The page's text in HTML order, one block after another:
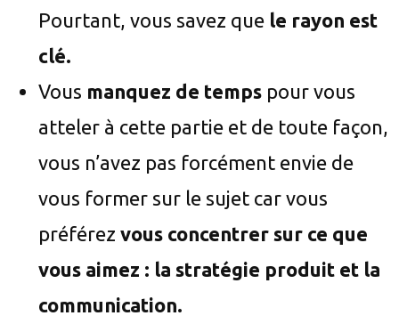
Pourtant, vous savez que le rayon est
clé.
Vous manquez de temps pour vous
atteler à cette partie et de toute façon,
vous n’avez pas forcément envie de
vous former sur le sujet car vous
préférez vous concentrer sur ce que
vous aimez : la stratégie produit et la
communication.